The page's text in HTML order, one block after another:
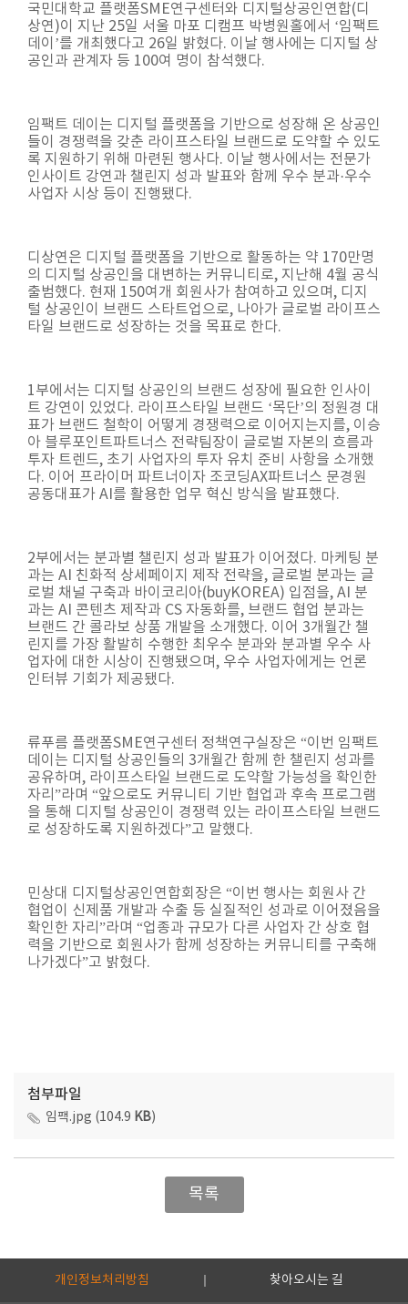
국민대학교 플랫폼SME연구센터와 디지털상공인연합(디
상연)이 지난 25일 서울 마포 디캠프 박병원홀에서 ‘임팩트
데이’를 개최했다고 26일 밝혔다. 이날 행사에는 디지털 상
공인과 관계자 등 100여 명이 참석했다.
임팩트 데이는 디지털 플랫폼을 기반으로 성장해 온 상공인
들이 경쟁력을 갖춘 라이프스타일 브랜드로 도약할 수 있도
록 지원하기 위해 마련된 행사다. 이날 행사에서는 전문가
인사이트 강연과 챌린지 성과 발표와 함께 우수 분과·우수
사업자 시상 등이 진행됐다.
디상연은 디지털 플랫폼을 기반으로 활동하는 약 170만명
의 디지털 상공인을 대변하는 커뮤니티로, 지난해 4월 공식
출범했다. 현재 150여개 회원사가 참여하고 있으며, 디지
털 상공인이 브랜드 스타트업으로, 나아가 글로벌 라이프스
타일 브랜드로 성장하는 것을 목표로 한다.
1부에서는 디지털 상공인의 브랜드 성장에 필요한 인사이
트 강연이 있었다. 라이프스타일 브랜드 ‘목단’의 정원경 대
표가 브랜드 철학이 어떻게 경쟁력으로 이어지는지를, 이승
아 블루포인트파트너스 전략팀장이 글로벌 자본의 흐름과
투자 트렌드, 초기 사업자의 투자 유치 준비 사항을 소개했
다. 이어 프라이머 파트너이자 조코딩AX파트너스 문경원
공동대표가 AI를 활용한 업무 혁신 방식을 발표했다.
2부에서는 분과별 챌린지 성과 발표가 이어졌다. 마케팅 분
과는 AI 친화적 상세페이지 제작 전략을, 글로벌 분과는 글
로벌 채널 구축과 바이코리아(buyKOREA) 입점을, AI 분
과는 AI 콘텐츠 제작과 CS 자동화를, 브랜드 협업 분과는
브랜드 간 콜라보 상품 개발을 소개했다. 이어 3개월간 챌
린지를 가장 활발히 수행한 최우수 분과와 분과별 우수 사
업자에 대한 시상이 진행됐으며, 우수 사업자에게는 언론
인터뷰 기회가 제공됐다.
류푸름 플랫폼SME연구센터 정책연구실장은 “이번 임팩트
데이는 디지털 상공인들의 3개월간 함께 한 챌린지 성과를
공유하며, 라이프스타일 브랜드로 도약할 가능성을 확인한
자리”라며 “앞으로도 커뮤니티 기반 협업과 후속 프로그램
을 통해 디지털 상공인이 경쟁력 있는 라이프스타일 브랜드
로 성장하도록 지원하겠다”고 말했다.
민상대 디지털상공인연합회장은 “이번 행사는 회원사 간
협업이 신제품 개발과 수출 등 실질적인 성과로 이어졌음을
확인한 자리”라며 “업종과 규모가 다른 사업자 간 상호 협
력을 기반으로 회원사가 함께 성장하는 커뮤니티를 구축해
나가겠다”고 밝혔다.
첨부파일
임팩.jpg (104.9 KB)
목록
개인정보처리방침 찾아오시는 길